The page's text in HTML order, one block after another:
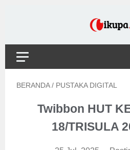
BERANDA / PUSTAKA DIGITAL
Twibbon HUT
18/TRISULA